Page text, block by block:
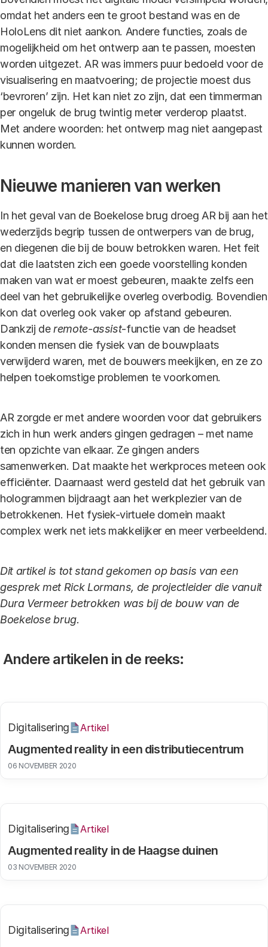
omdat het anders een te groot bestand was en de
HoloLens dit niet aankon. Andere functies, zoals de
mogelijkheid om het ontwerp aan te passen, moesten
worden uitgezet. AR was immers puur bedoeld voor de
visualisering en maatvoering; de projectie moest dus
‘bevroren’ zijn. Het kan niet zo zijn, dat een timmerman
per ongeluk de brug twintig meter verderop plaatst.
Met andere woorden: het ontwerp mag niet aangepast
kunnen worden.
Nieuwe manieren van werken
In het geval van de Boekelose brug droeg AR bij aan het
wederzijds begrip tussen de ontwerpers van de brug,
en diegenen die bij de bouw betrokken waren. Het feit
dat die laatsten zich een goede voorstelling konden
maken van wat er moest gebeuren, maakte zelfs een
deel van het gebruikelijke overleg overbodig. Bovendien
kon dat overleg ook vaker op afstand gebeuren.
Dankzij deremote-assist-functie van de headset
konden mensen die fysiek van de bouwplaats
verwijderd waren, met de bouwers meekijken, en ze zo
helpen toekomstige problemen te voorkomen.
AR zorgde er met andere woorden voor dat gebruikers
zich in hun werk anders gingen gedragen – met name
ten opzichte van elkaar. Ze gingen anders
samenwerken. Dat maakte het werkproces meteen ook
efficiënter. Daarnaast werd gesteld dat het gebruik van
hologrammen bijdraagt aan het werkplezier van de
betrokkenen. Het fysiek-virtuele domein maakt
complex werk net iets makkelijker en meer verbeeldend.
Dit artikel is tot stand gekomen op basis van een
gesprek met Rick Lormans, de projectleider die vanuit
Dura Vermeer betrokken was bij de bouw van de
Boekelose brug.
Andere artikelen in de reeks:
Augmented reality in een distributiecentrum
Digitalisering Artikel
06 NOVEMBER 2020
Augmented reality in de Haagse duinen
Digitalisering Artikel
03 NOVEMBER 2020
Digitalisering Artikel